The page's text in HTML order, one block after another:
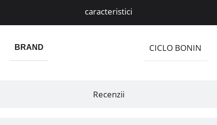
caracteristici
Recenzii
BRAND CICLO BONIN